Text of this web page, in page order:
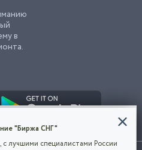
в
чтобы сделать
"Биржа СНГ"
с лучшими специалистами России